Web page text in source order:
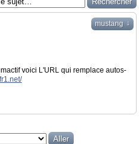
mustang ↓
voici L'URL qui remplace autos-